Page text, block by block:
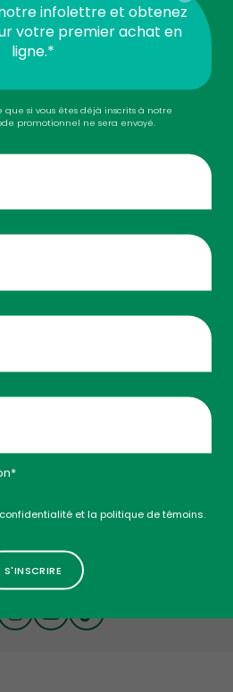
Trier par: DÉFAUT
AJOUTER
4 5 6 7
Suivez-nous!
infolettre et obtenez
votre premier achat en
ligne.*
si vous êtes déjà inscrits à notre
promotionnel ne sera envoyé.
et la politique de témoins.